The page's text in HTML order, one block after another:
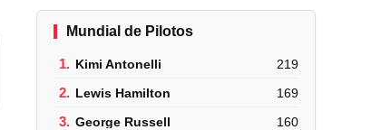
Mundial de Pilotos
1. Kimi Antonelli 219
2. Lewis Hamilton 169
3. George Russell 160